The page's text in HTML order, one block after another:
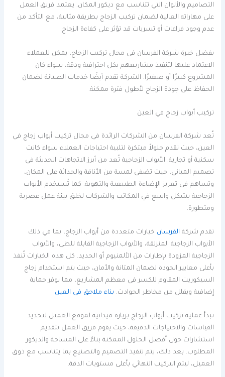
التصاميم والألوان التي تتناسب مع ديكور المكان. يعتمد فريق العمل
على مهاراته العالية لضمان تركيب الزجاج بطريقة مثالية، مع التأكد من
عدم وجود فراغات أو تسربات قد تؤثر على كفاءة الزجاج.
بفضل خبرة شركة الفرسان في مجال تركيب الزجاج، يمكن للعملاء
الاعتماد عليها لتنفيذ مشاريعهم بكل احترافية ودقة، سواء كان
المشروع كبيرًا أو صغيرًا. الشركة تقدم أيضًا خدمات الصيانة لضمان
الحفاظ على جودة الزجاج لأطول فترة ممكنة.
تركيب أبواب زجاج في العين
تُعد شركة الفرسان من الشركات الرائدة في مجال تركيب أبواب زجاج في
العين، حيث تقدم حلولاً مبتكرة لتلبية احتياجات العملاء سواء كانت
سكنية أو تجارية. الأبواب الزجاجية تُعد من أبرز الاتجاهات الحديثة في
تصميم المباني، حيث تضفي لمسة من الأناقة والحداثة على المكان،
وتساهم في تعزيز الإضاءة الطبيعية والتهوية. كما تُستخدم الأبواب
الزجاجية بشكل واسع في المكاتب والشركات لخلق بيئة عمل عصرية
ومتطورة.
تقدم شركة الفرسان خيارات متعددة من أبواب الزجاج، بما في ذلك
الأبواب الزجاجية المنزلقة، والأبواب الزجاجية القابلة للطي، والأبواب
الزجاجية المزودة بإطارات من الألمنيوم أو الحديد. كل هذه الخيارات تُنفذ
بأعلى معايير الجودة لضمان المتانة والأمان، حيث يتم استخدام زجاج
السيكوريت المقاوم للكسر في معظم المشاريع، مما يوفر حماية
إضافية ويقلل من مخاطر الحوادث. بناء ملاحق في العين
تبدأ عملية تركيب أبواب الزجاج بزيارة ميدانية لموقع العميل لتحديد
القياسات والاحتياجات الدقيقة، حيث يقوم فريق العمل بتقديم
استشارات حول أفضل الحلول الممكنة بناءً على المساحة والديكور
المطلوب. بعد ذلك، يتم تنفيذ التصميم والتصنيع بما يتناسب مع ذوق
العميل، ليتم التركيب النهائي بأعلى مستويات الدقة.